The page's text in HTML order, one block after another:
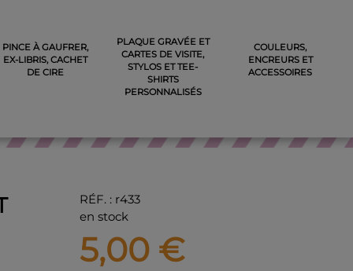
PINCE À GAUFRER,
EX-LIBRIS, CACHET
DE CIRE
PLAQUE GRAVÉE ET
CARTES DE VISITE,
STYLOS ET TEE-
SHIRTS
PERSONNALISÉS
COULEURS,
ENCREURS ET
ACCESSOIRES
ART JAPONAIS EN BOIS
RÉF. : r433
en stock
5,00 €